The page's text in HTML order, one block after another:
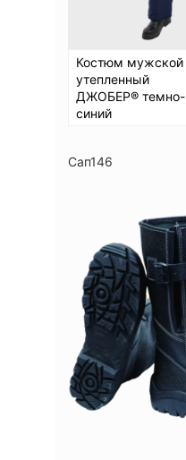
Костюм мужской
утепленный
ДЖОБЕР® темно-
синий
Сап146